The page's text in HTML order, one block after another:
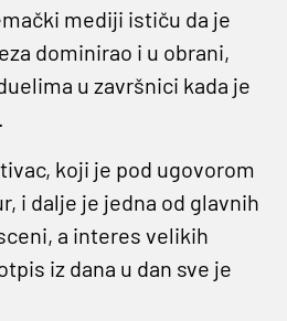
mediji ističu da je
dominirao i u obrani,
u završnici kada je
koji je pod ugovorom
i dalje je jedna od glavnih
a interes velikih
iz dana u dan sve je